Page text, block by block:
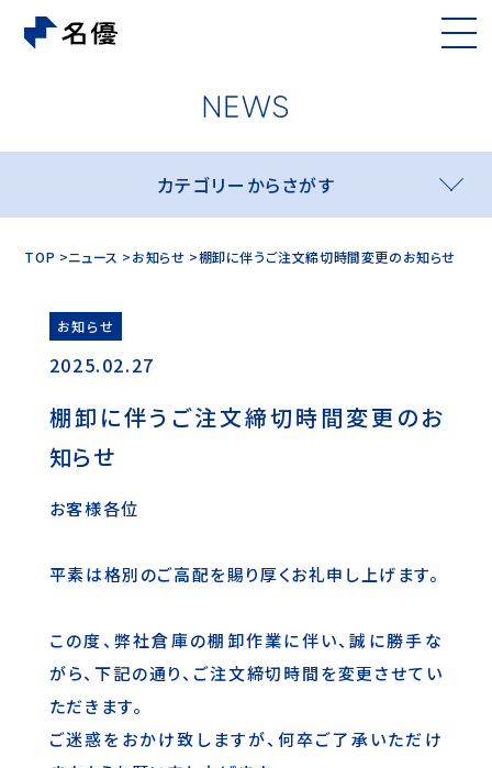
カテゴリーからさがす
TOP ニュース お知らせ 棚卸に伴うご注文締切時間変更のお知らせ
お知らせ
2025.02.27
棚卸に伴うご注文締切時間変更のお
知らせ
お客様各位
平素は格別のご高配を賜り厚くお礼申し上げます。
この度、弊社倉庫の棚卸作業に伴い、誠に勝手な
がら、下記の通り、ご注文締切時間を変更させてい
ただきます。
ご迷惑をおかけ致しますが、何卒ご了承いただけ